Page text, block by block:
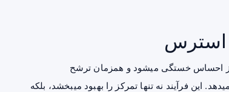
استرس
از احساس خستگی میشود و همزمان ترشح
این فرآیند نه تنها تمرکز را بهبود میبخشد، بلکه